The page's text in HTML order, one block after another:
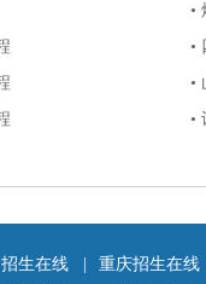
•
•
•
•
生在线 重庆招生在线